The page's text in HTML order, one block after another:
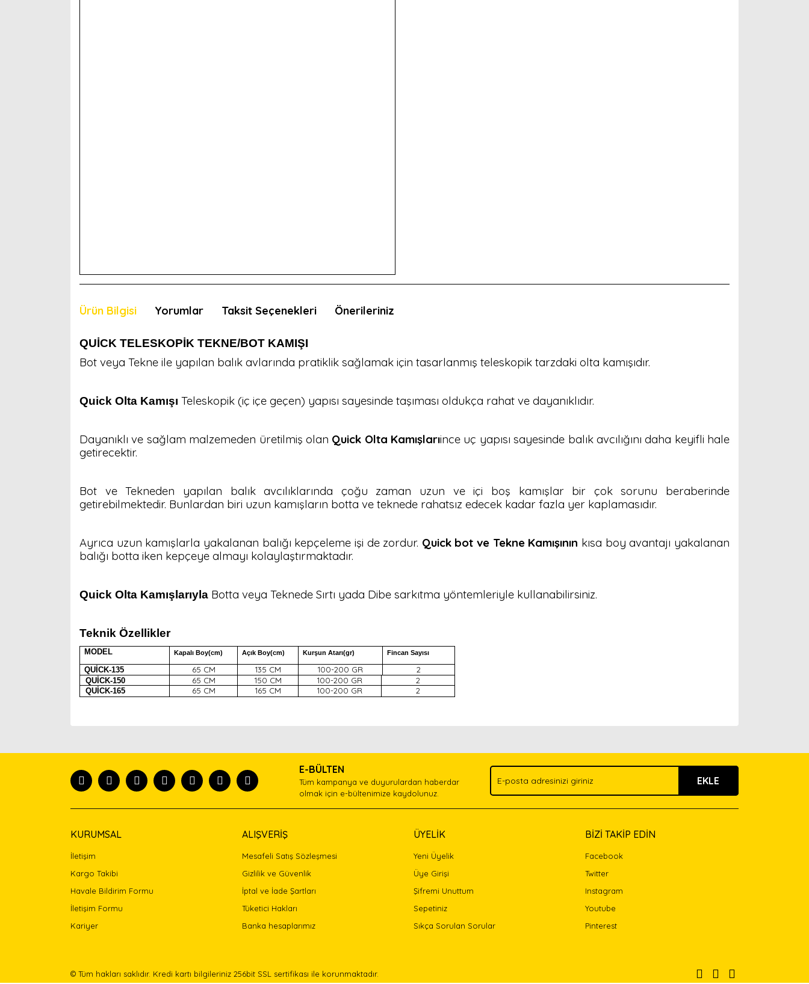
Ürün Bilgisi Yorumlar Taksit Seçenekleri Önerileriniz
QUİCK TELESKOPİK TEKNE/BOT KAMIŞI
Bot veya Tekne ile yapılan balık avlarında pratiklik sağlamak için tasarlanmış teleskopik tarzdaki olta kamışıdır.
Quick Olta Kamışı Teleskopik (iç içe geçen) yapısı sayesinde taşıması oldukça rahat ve dayanıklıdır.
Dayanıklı ve sağlam malzemeden üretilmiş olan Quick Olta Kamışlarıince uç yapısı sayesinde balık avcılığını daha keyifli hale
getirecektir.
Bot ve Tekneden yapılan balık avcılıklarında çoğu zaman uzun ve içi boş kamışlar bir çok sorunu beraberinde
getirebilmektedir. Bunlardan biri uzun kamışların botta ve teknede rahatsız edecek kadar fazla yer kaplamasıdır.
Ayrıca uzun kamışlarla yakalanan balığı kepçeleme işi de zordur. Quick bot ve Tekne Kamışının kısa boy avantajı yakalanan
balığı botta iken kepçeye almayı kolaylaştırmaktadır.
Quick Olta Kamışlarıyla Botta veya Teknede Sırtı yada Dibe sarkıtma yöntemleriyle kullanabilirsiniz.
Teknik Özellikler
MODEL Kapalı Boy(cm) Açık Boy(cm) Kurşun Atarı(gr) Fincan Sayısı
QUİCK-135 65 CM 135 CM 100-200 GR 2
QUİCK-150 65 CM 150 CM 100-200 GR 2
QUİCK-165 65 CM 165 CM 100-200 GR 2
Ürün açıklamasında eksik bilgiler bulunuyor.
Bu ürüne benzer farklı alternatifler olmalı.
Gönder
E-BÜLTEN
Tüm kampanya ve duyurulardan haberdar
olmak için e-bültenimize kaydolunuz.
EKLE
KURUMSAL
İletişim
Kargo Takibi
Havale Bildirim Formu
İletişim Formu
Kariyer
ALIŞVERİŞ
Mesafeli Satış Sözleşmesi
Gizlilik ve Güvenlik
İptal ve İade Şartları
Tüketici Hakları
Banka hesaplarımız
ÜYELİK
Yeni Üyelik
Üye Girişi
Şifremi Unuttum
Sepetiniz
Sıkça Sorulan Sorular
BİZİ TAKİP EDİN
Facebook
Twitter
Instagram
Youtube
Pinterest
© Tüm hakları saklıdır. Kredi kartı bilgileriniz 256bit SSL sertifikası ile korunmaktadır.